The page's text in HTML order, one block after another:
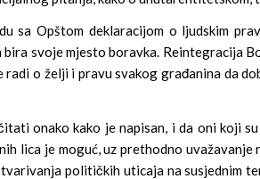
sa Opštom deklaracijom o ljudskim
svoje mjesto boravka. Reintegracija
o želji i pravu svakog građanina da
onako kako je napisan, i da oni koji
lica je moguć, uz prethodno
političkih uticaja na susjednim